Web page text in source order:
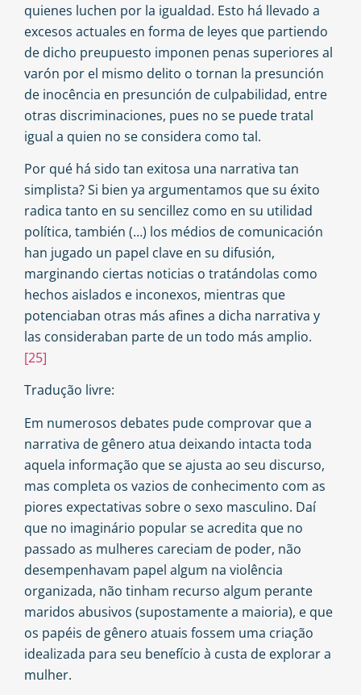
quienes luchen por la igualdad. Esto há llevado a
excesos actuales en forma de leyes que partiendo
de dicho preupuesto imponen penas superiores al
varón por el mismo delito o tornan la presunción
de inocência en presunción de culpabilidad, entre
otras discriminaciones, pues no se puede tratal
igual a quien no se considera como tal.
Por qué há sido tan exitosa una narrativa tan
simplista? Si bien ya argumentamos que su éxito
radica tanto en su sencillez como en su utilidad
política, también (…) los médios de comunicación
han jugado un papel clave en su difusión,
marginando ciertas noticias o tratándolas como
hechos aislados e inconexos, mientras que
potenciaban otras más afines a dicha narrativa y
las consideraban parte de un todo más amplio.
[25]
Tradução livre:
Em numerosos debates pude comprovar que a
narrativa de gênero atua deixando intacta toda
aquela informação que se ajusta ao seu discurso,
mas completa os vazios de conhecimento com as
piores expectativas sobre o sexo masculino. Daí
que no imaginário popular se acredita que no
passado as mulheres careciam de poder, não
desempenhavam papel algum na violência
organizada, não tinham recurso algum perante
maridos abusivos (supostamente a maioria), e que
os papéis de gênero atuais fossem uma criação
idealizada para seu benefício à custa de explorar a
mulher.